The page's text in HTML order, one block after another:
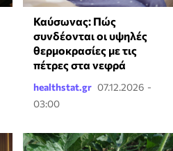
Καύσωνας: Πώς
συνδέονται οι υψηλές
θερμοκρασίες με τις
πέτρες στα νεφρά
healthstat.gr 07.12.2026 -
03:00